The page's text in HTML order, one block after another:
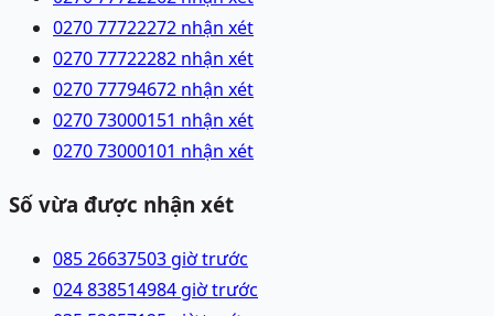
0270 77722272 nhận xét
0270 77722282 nhận xét
0270 77794672 nhận xét
0270 73000151 nhận xét
0270 73000101 nhận xét
Số vừa được nhận xét
085 26637503 giờ trước
024 838514984 giờ trước